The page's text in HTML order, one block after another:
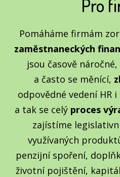
Pro
Pomáháme firmám
zaměstnaneckých
jsou časově
a často se měnící,
odpovědné vedení HR
a tak se celý proces
zajístíme
využívaných
penzijní spoření,
životní pojištění,